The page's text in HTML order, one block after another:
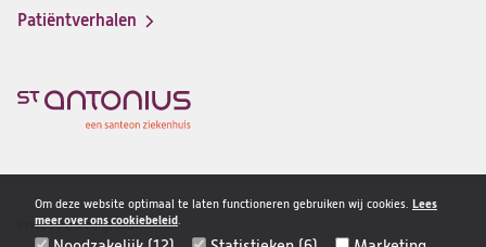
Om deze website optimaal te laten functioneren gebruiken wij cookies. Lees
meer over ons cookiebeleid.
Patiëntverhalen
Disclaimer
Privacy & veiligheid